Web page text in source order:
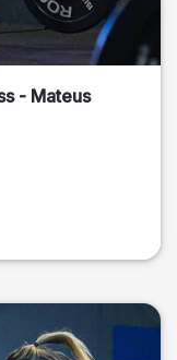
- Mateus